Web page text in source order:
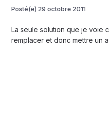
Posté(e) 29 octobre 2011
La seule solution que je voie
remplacer et donc mettre un